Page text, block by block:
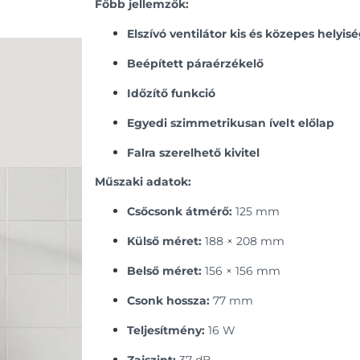
Főbb jellemzők:
Elszívó ventilátor kis és közepes
Beépített páraérzékelő
Időzítő funkció
Egyedi szimmetrikusan ívelt előlap
Falra szerelhető kivitel
Műszaki adatok:
Csőcsonk átmérő: 125 mm
Külső méret: 188 × 208 mm
Belső méret: 156 × 156 mm
Csonk hossza: 77 mm
Teljesítmény: 16 W